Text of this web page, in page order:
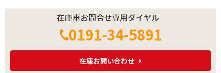
在庫車お問合せ専用ダイヤル
0191-34-5891
在庫お問い合わせ